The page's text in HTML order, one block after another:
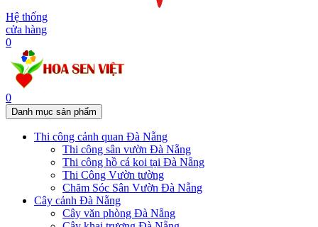
Hệ thống
cửa hàng
0
0
Danh mục sản phẩm
Thi công cảnh quan Đà Nẵng
Thi công sân vườn Đà Nẵng
Thi công hồ cá koi tại Đà Nẵng
Thi Công Vườn tường
Chăm Sóc Sân Vườn Đà Nẵng
Cây cảnh Đà Nẵng
Cây văn phòng Đà Nẵng